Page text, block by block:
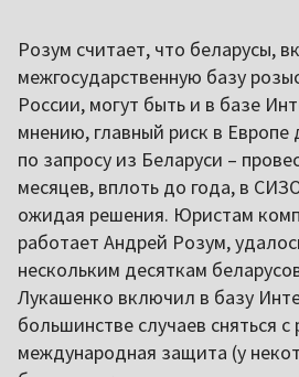
Розум считает, что беларусы,
межгосударственную базу
России, могут быть и в базе
мнению, главный риск в Европе
по запросу из Беларуси –
месяцев, вплоть до года, в
ожидая решения. Юристам
работает Андрей Розум,
нескольким десяткам
Лукашенко включил в базу
большинстве случаев сняться
международная защита (у